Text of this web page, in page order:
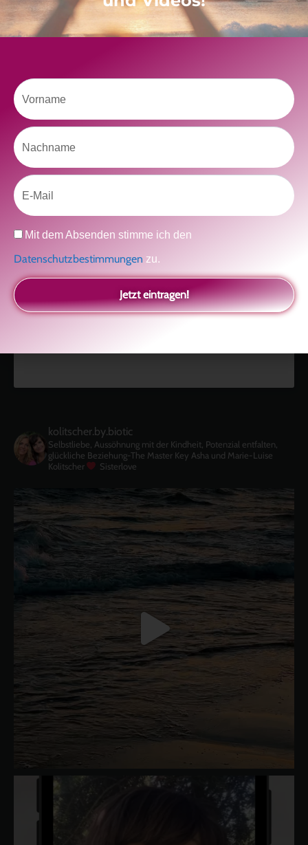
Radikal ehrlich
Der Teil von dir, der gesehen werden möchte
Like uns auf Facebook
Klicke hier, um Marketing-Cookies zu
akzeptieren und diesen Inhalt zu aktivieren
kolitscher.by.biotic
Selbstliebe, Aussöhnung mit der Kindheit, Potenzial entfalten,
glückliche Beziehung-The Master Key Asha und Marie-Luise
Kolitscher
Sisterlove
Vorname
Nachname
Email
Datenschutz
Mit dem Absenden stimme ich den
Datenschutzbestimmungen zu.
Jetzt eintragen!